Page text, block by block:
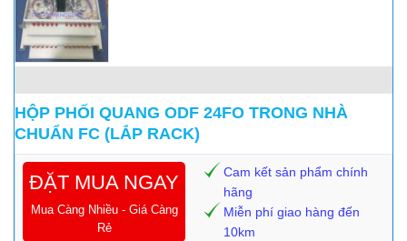
HỘP PHỐI QUANG ODF 24FO TRONG NHÀ
CHUẨN FC (LẮP RACK)
ĐẶT MUA NGAY
Mua Càng Nhiều - Giá Càng
Rẻ
Cam kết sản phẩm chính
hãng
Miễn phí giao hàng đến
10km